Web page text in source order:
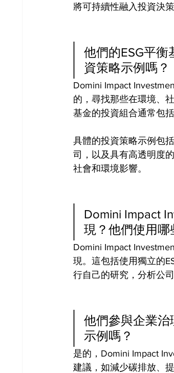
將可持續性融入投資決策
他們的ESG平
資策略示例嗎？
Domini Impact
的，尋找那些在環境、
基金的投資組合通常包
具體的投資策略示例包
司，以及具有高透明度
社會和環境影響。
Domini Impact
現？他們使用哪
Domini Impact
現。這包括使用獨立的
行自己的研究，分析公
他們參與企業
示例嗎？
是的，Domini Impact
建議，如減少碳排放、